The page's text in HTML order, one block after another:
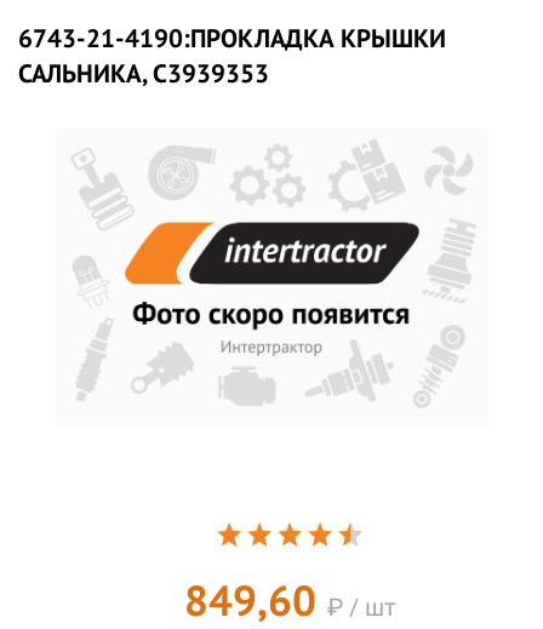
6743-21-4190:ПРОКЛАДКА КРЫШКИ
САЛЬНИКА, C3939353
849,60 ₽ / шт